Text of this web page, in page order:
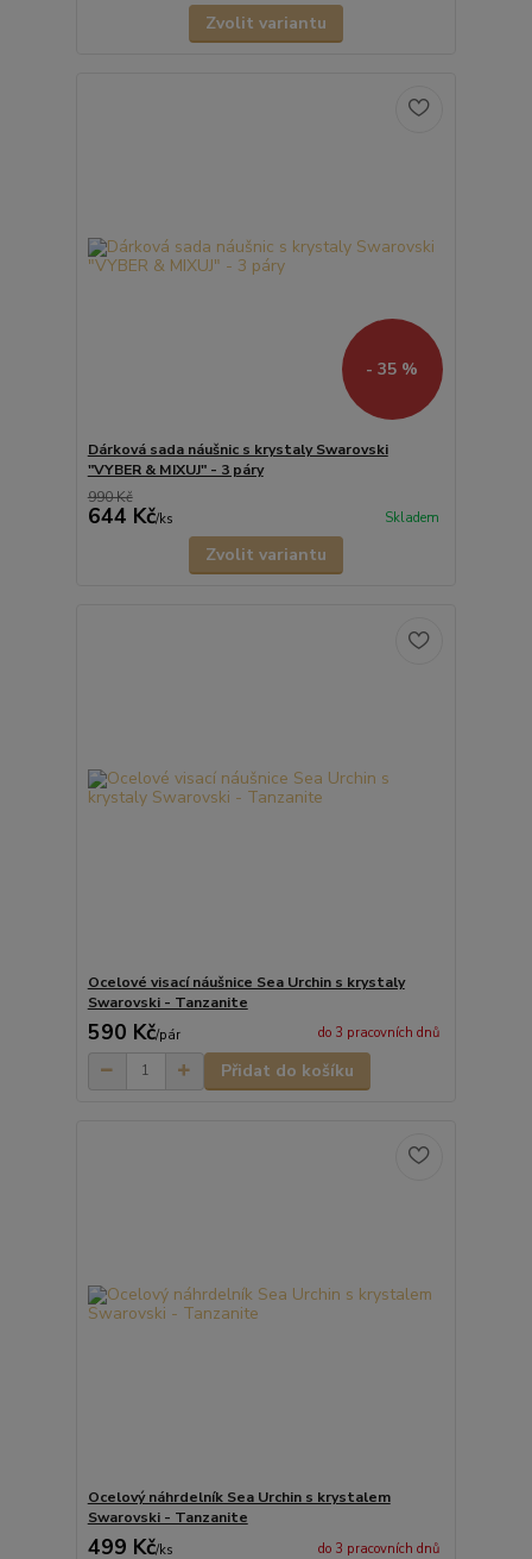
Zvolit variantu
- 35 %
Dárková sada náušnic s krystaly Swarovski
"VYBER & MIXUJ" - 3 páry
990 Kč
644 Kč/ks Skladem
Zvolit variantu
Ocelové visací náušnice Sea Urchin s krystaly
Swarovski - Tanzanite
590 Kč/pár do 3 pracovních dnů
Přidat do košíku
Ocelový náhrdelník Sea Urchin s krystalem
Swarovski - Tanzanite
499 Kč/ks do 3 pracovních dnů